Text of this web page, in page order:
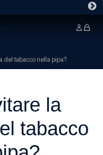
del tabacco nella pipa?
la
tabacco